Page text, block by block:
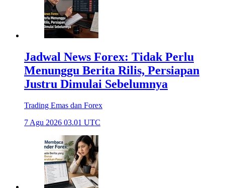
Jadwal News Forex: Tidak Perlu
Menunggu Berita Rilis, Persiapan
Justru Dimulai Sebelumnya
Trading Emas dan Forex
7 Agu 2026 03.01 UTC